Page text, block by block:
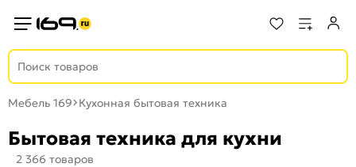
Мебель 169 Кухонная бытовая техника
Бытовая техника для кухни
2 366 товаров